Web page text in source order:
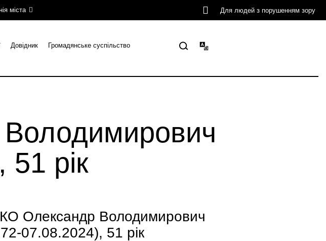
міста Для людей з порушенням зору
Довідник Громадянське суспільство
рік
Олександр Володимирович
07.08.2024), 51 рік